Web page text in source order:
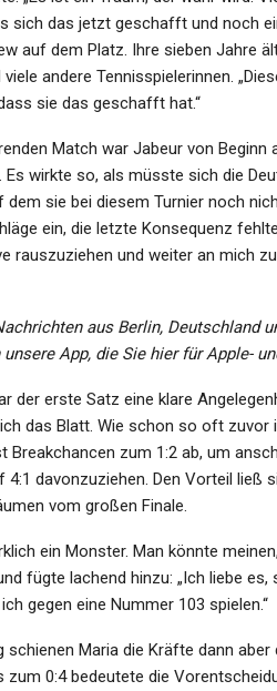
sich das jetzt geschafft und noch
auf dem Platz. Ihre sieben Jahre
andere Tennisspielerinnen.
sie das geschafft hat.“
Match war Jabeur von Beginn
wirkte so, als müsste sich die
dem sie bei diesem Turnier noch
ein, die letzte Konsequenz
rauszuziehen und weiter an mich
aus Berlin, Deutschland
App, die Sie hier für Apple-
der erste Satz eine klare
das Blatt. Wie schon so oft zuvor
Breakchancen zum 1:2 ab, um
4:1 davonzuziehen. Den Vorteil
vom großen Finale.
ein Monster. Man könnte
fügte lachend hinzu: „Ich liebe
gegen eine Nummer 103 spielen.“
schienen Maria die Kräfte dann
zum 0:4 bedeutete die
GESUNDHEIT
Post Im Streik:
Gescheitert!…
Admin Feb 10, 2023
Explosion Eines
23 Verletzte Auf Den…
Jul 27, 2024